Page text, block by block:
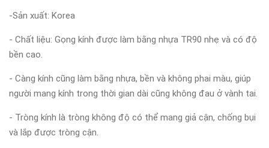
-Sản xuất: Korea
- Chất liệu: Gọng kính được làm bằng nhựa TR90 nhẹ và có độ
bền cao.
- Càng kính cũng làm bằng nhựa, bền và không phai màu, giúp
người mang kính trong thời gian dài cũng không đau ở vành tai.
- Tròng kính là tròng không độ có thể mang giả cận, chống bụi
và lắp được tròng cận.